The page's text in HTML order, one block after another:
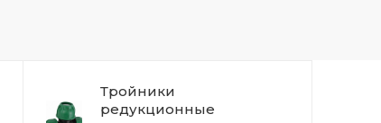
Тройники
редукционные